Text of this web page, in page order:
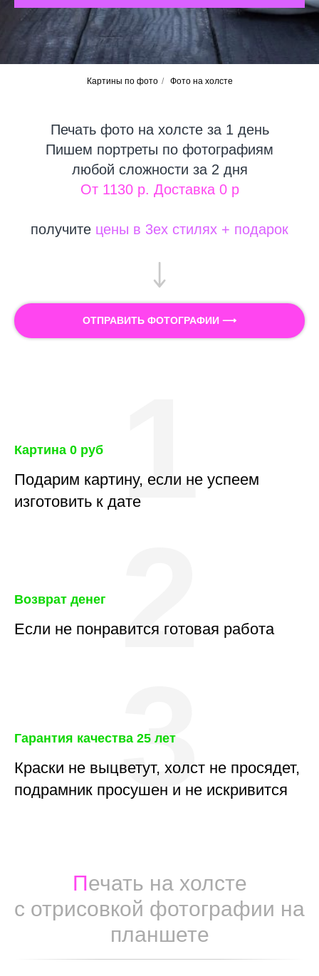
Картины по фото / Фото на холсте
Печать фото на холсте за 1 день
Пишем портреты по фотографиям
любой сложности за 2 дня
От 1130 р. Доставка 0 р
получите цены в 3ех стилях + подарок
ОТПРАВИТЬ ФОТОГРАФИИ ⟶
Картина 0 руб
Подарим картину, если не успеем
изготовить к дате1
Возврат денег
Если не понравится готовая работа
2
Гарантия качества 25 лет
Краски не выцветут, холст не просядет,
подрамник просушен и не искривится
3
Печать на холсте
с отрисовкой фотографии на
планшете